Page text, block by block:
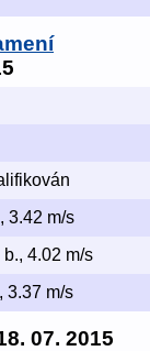
3.42 m/s
b., 4.02 m/s
3.37 m/s
07. 2015